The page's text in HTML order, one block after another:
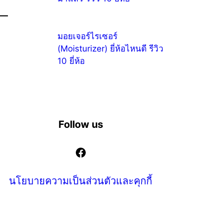
มอยเจอร์ไรเซอร์
(Moisturizer) ยี่ห้อไหนดี รีวิว
10 ยี่ห้อ
Follow us
Facebook
นโยบายความเป็นส่วนตัวและคุกกี้